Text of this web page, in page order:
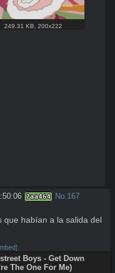
249.31 KB
200x222
7aa464 No.167
habían a la salida del
Boys - Get Down
The One For Me)